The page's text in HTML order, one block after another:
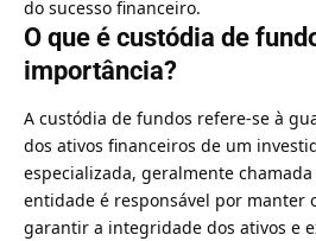
do sucesso financeiro.
O que é custódia de
importância?
A custódia de fundos refere-se à
dos ativos financeiros de um
especializada, geralmente
entidade é responsável por manter
garantir a integridade dos ativos e